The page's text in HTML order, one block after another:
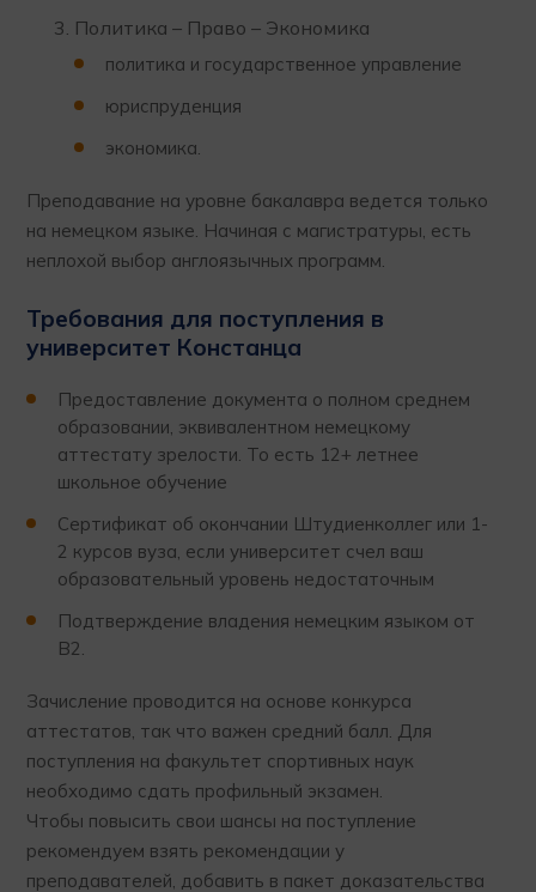
Политика – Право – Экономика
политика и государственное управление
юриспруденция
экономика.
Преподавание на уровне бакалавра ведется только
на немецком языке. Начиная с магистратуры, есть
неплохой выбор англоязычных программ.
Требования для поступления в
университет Констанца
Предоставление документа о полном среднем
образовании, эквивалентном немецкому
аттестату зрелости. То есть 12+ летнее
школьное обучение
Сертификат об окончании Штудиенколлег или 1-
2 курсов вуза, если университет счел ваш
образовательный уровень недостаточным
Подтверждение владения немецким языком от
В2.
Зачисление проводится на основе конкурса
аттестатов, так что важен средний балл. Для
поступления на факультет спортивных наук
необходимо сдать профильный экзамен.
Чтобы повысить свои шансы на поступление
рекомендуем взять рекомендации у
преподавателей, добавить в пакет доказательства